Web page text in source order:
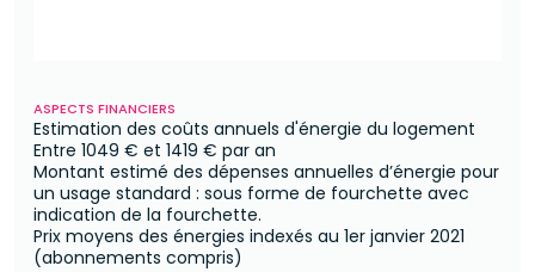
ASPECTS FINANCIERS
Estimation des coûts annuels d'énergie du logement
Entre 1049 € et 1419 € par an
Montant estimé des dépenses annuelles d’énergie pour
un usage standard : sous forme de fourchette avec
indication de la fourchette.
Prix moyens des énergies indexés au 1er janvier 2021
(abonnements compris)